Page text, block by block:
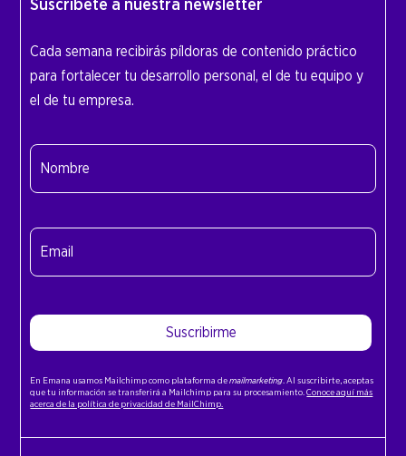
Suscríbete a nuestra newsletter
Cada semana recibirás píldoras de contenido práctico
para fortalecer tu desarrollo personal, el de tu equipo y
el de tu empresa.
Nombre
(Obligatorio)
Email
(Obligatorio)
Suscribirme
En Emana usamos Mailchimp como plataforma demailmarketing . Al suscribirte, aceptas
que tu información se transferirá a Mailchimp para su procesamiento.Conoce aquí más
acerca de la política de privacidad de MailChimp.